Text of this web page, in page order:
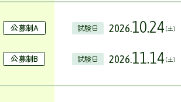
公募制A 試験日 2026.10.24 （土）
公募制B 試験日 2026.11.14 （土）